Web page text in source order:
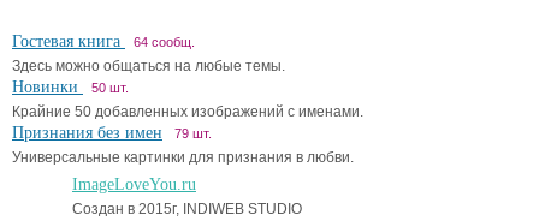
Гостевая книга 64 сообщ.
Здесь можно общаться на любые темы.
Новинки 50 шт.
Крайние 50 добавленных изображений с именами.
Признания без имен 79 шт.
Универсальные картинки для признания в любви.
ImageLoveYou.ru
Создан в 2015г, INDIWEB STUDIO